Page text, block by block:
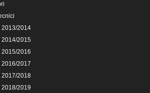
2013/2014
2015
2016
2017
2017/2018
2019